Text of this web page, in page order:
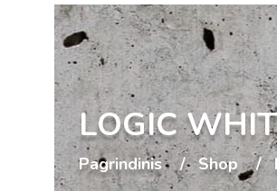
LOGIC
Pagrindinis Shop